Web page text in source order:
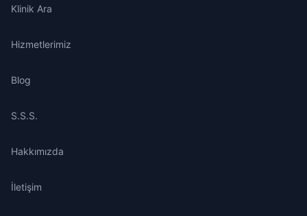
Klinik Ara
Hizmetlerimiz
Blog
S.S.S.
Hakkımızda
İletişim